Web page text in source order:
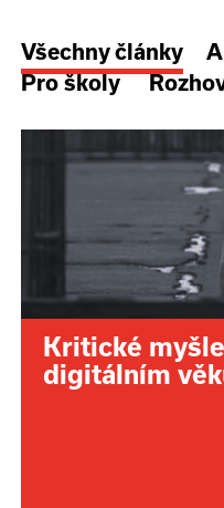
Všechny články
Pro školy
Kritické
digitálním